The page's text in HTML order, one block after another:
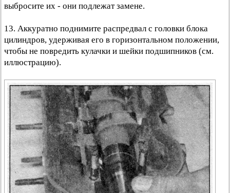
выбросите их - они подлежат замене.
13. Аккуратно поднимите распредвал с головки блока
цилиндров, удерживая его в горизонтальном положении,
чтобы не повредить кулачки и шейки подшипников (см.
иллюстрацию).